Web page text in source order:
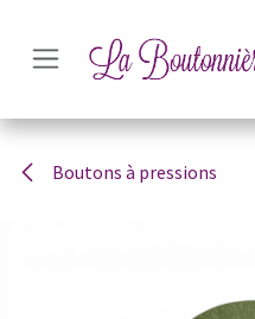
Boutons à pressions